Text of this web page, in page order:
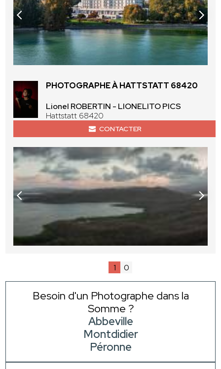
PHOTOGRAPHE À HATTSTATT 68420
Lionel ROBERTIN - LIONELITO PICS
Hattstatt 68420
CONTACTER
1 0
Besoin d'un Photographe dans la
Somme ?
Abbeville
Montdidier
Péronne